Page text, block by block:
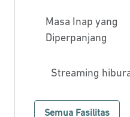
Masa Inap yang
Diperpanjang
Streaming
Semua Fasilitas